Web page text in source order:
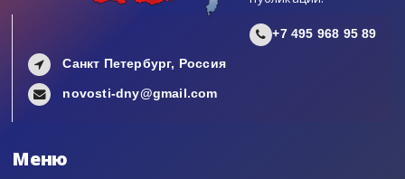
+7 495 968 95 89
Санкт Петербург, Россия
novosti-dny@gmail.com
Меню